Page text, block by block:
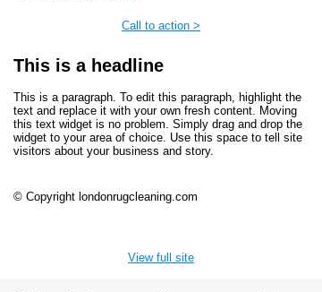
Call to action >
This is a headline
This is a paragraph. To edit this paragraph, highlight the
text and replace it with your own fresh content. Moving
this text widget is no problem. Simply drag and drop the
widget to your area of choice. Use this space to tell site
visitors about your business and story.
© Copyright londonrugcleaning.com
View full site